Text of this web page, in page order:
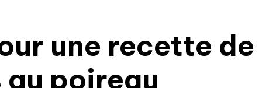
une recette de
poireau